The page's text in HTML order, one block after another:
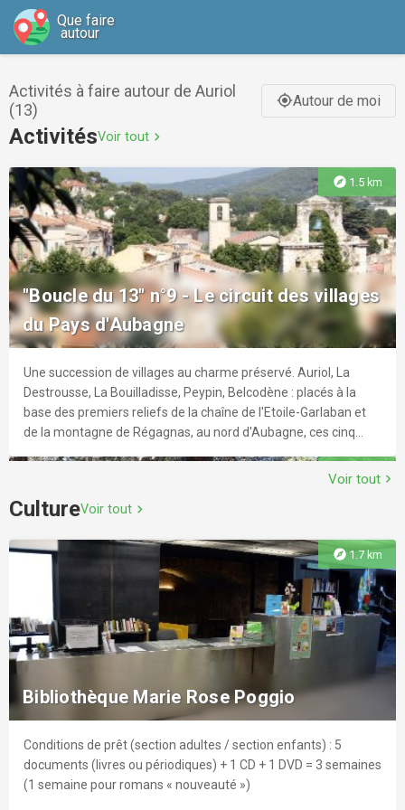
Que faire
autour
Activités à faire autour de Auriol
(13)
gps_fixedAutour de moi
ActivitésVoir tout chevron_right
explore 1.5 km
"Boucle du 13" n°9 - Le circuit des villages
du Pays d'Aubagne
Une succession de villages au charme préservé. Auriol, La
Destrousse, La Bouilladisse, Peypin, Belcodène : placés à la
base des premiers reliefs de la chaîne de l'Etoile-Garlaban et
de la montagne de Régagnas, au nord d'Aubagne, ces cinq
réelle identité provençale. Une atmosphère symbolisée par
fontaines et quelques hameaux isolés, à vocation agricole.
explore
Le Royaume des Arbres - Parcours
aventures
Des parcours pour toute la famille.r Arrêt des activités en cas
d’orage, de foudre ou de vent violent r En complément de
l'activité "Parcours Aventure" un parc de Jeux pour enfants
avec château gonflable, trampoline, toboggan et table de ping-
pong !
explore3.3 km
Voir tout chevron_right
CultureVoir tout chevron_right
explore 1.7 km
Bibliothèque Marie Rose Poggio
Conditions de prêt (section adultes / section enfants) : 5
documents (livres ou périodiques) + 1 CD + 1 DVD = 3 semaines
(1 semaine pour romans « nouveauté »)